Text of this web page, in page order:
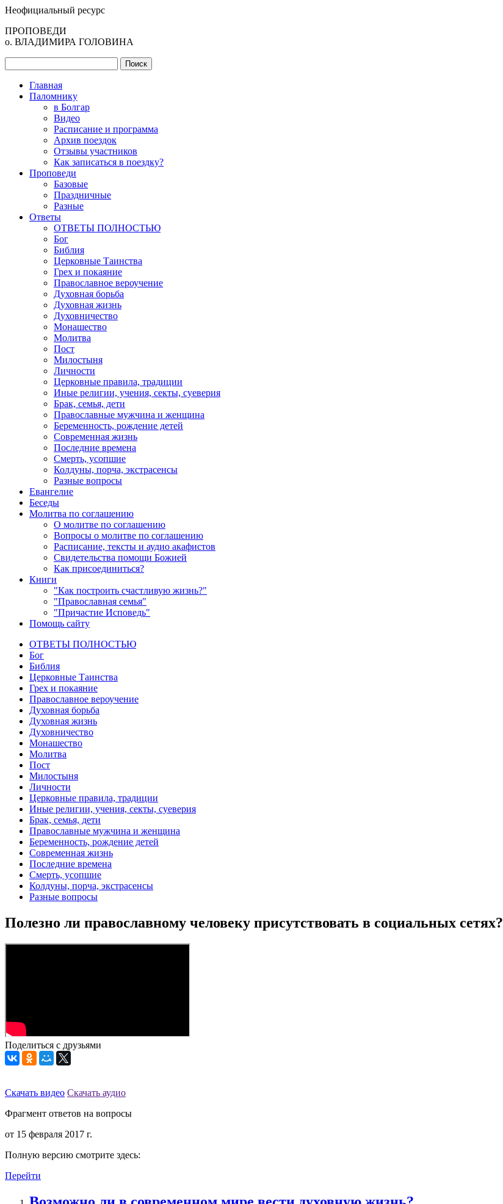
Неофициальный ресурс
ПРОПОВЕДИ
о. ВЛАДИМИРА ГОЛОВИНА
Главная
Паломнику
в Болгар
Видео
Расписание и программа
Архив поездок
Отзывы участников
Как записаться в поездку?
Проповеди
Базовые
Праздничные
Разные
Ответы
ОТВЕТЫ ПОЛНОСТЬЮ
Бог
Библия
Церковные Таинства
Грех и покаяние
Православное вероучение
Духовная борьба
Духовная жизнь
Духовничество
Монашество
Молитва
Пост
Милостыня
Личности
Церковные правила, традиции
Иные религии, учения, секты, суеверия
Брак, семья, дети
Православные мужчина и женщина
Беременность, рождение детей
Современная жизнь
Последние времена
Смерть, усопшие
Колдуны, порча, экстрасенсы
Разные вопросы
Евангелие
Беседы
Молитва по соглашению
О молитве по соглашению
Вопросы о молитве по соглашению
Расписание, тексты и аудио акафистов
Свидетельства помощи Божией
Как присоединиться?
Книги
"Как построить счастливую жизнь?"
"Православная семья"
"Причастие Исповедь"
Помощь сайту
ОТВЕТЫ ПОЛНОСТЬЮ
Бог
Библия
Церковные Таинства
Грех и покаяние
Православное вероучение
Духовная борьба
Духовная жизнь
Духовничество
Монашество
Молитва
Пост
Милостыня
Личности
Церковные правила, традиции
Иные религии, учения, секты, суеверия
Брак, семья, дети
Православные мужчина и женщина
Беременность, рождение детей
Современная жизнь
Последние времена
Смерть, усопшие
Колдуны, порча, экстрасенсы
Разные вопросы
Полезно ли православному человеку присутствовать в социальных сетях?
Поделиться с друзьями
Скачать видео Скачать аудио
Фрагмент ответов на вопросы
от 15 февраля 2017 г.
Полную версию смотрите здесь:
Перейти